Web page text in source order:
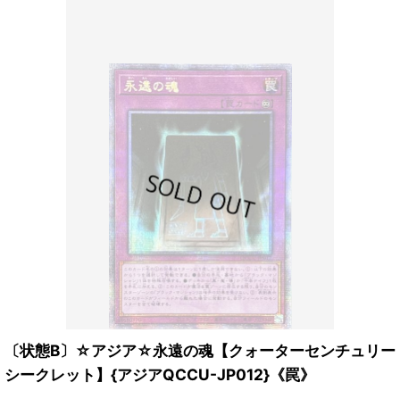
〔状態B〕☆アジア☆永遠の魂【クォーターセンチュリー
シークレット】{アジアQCCU-JP012}《罠》